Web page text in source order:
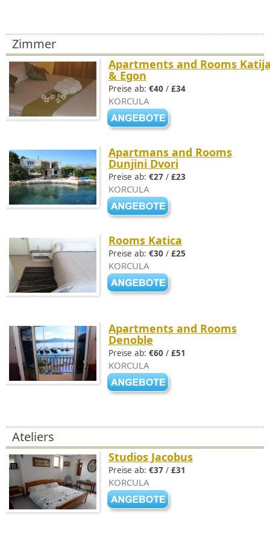
Zimmer
Apartments and Rooms
& Egon
Preise ab: €40 / £34
KORCULA
Apartmans and Rooms
Dunjini Dvori
Preise ab: €27 / £23
KORCULA
Rooms Katica
Preise ab: €30 / £25
KORCULA
Apartments and Rooms
Denoble
Preise ab: €60 / £51
KORCULA
Ateliers
Studios Jacobus
Preise ab: €37 / £31
KORCULA